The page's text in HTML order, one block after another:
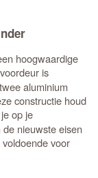
hoogwaardige
is
aluminium
constructie houd
je op je
nieuwste eisen
voor